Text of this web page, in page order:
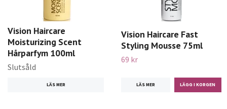
Vision Haircare
Moisturizing Scent
Hårparfym 100ml
Slutsåld
LÄS MER
Vision Haircare Fast
Styling Mousse 75ml
69 kr
LÄS MER